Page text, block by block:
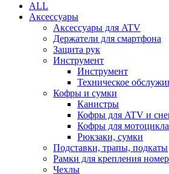
ALL
Аксессуары
Аксессуары для ATV
Держатели для смартфона
Защита рук
Инструмент
Инструмент
Техническое
Кофры и сумки
Канистры
Кофры для ATV и
Кофры для мотоцикла
Рюкзаки, сумки
Подставки, трапы, подкаты
Рамки для крепления
Чехлы